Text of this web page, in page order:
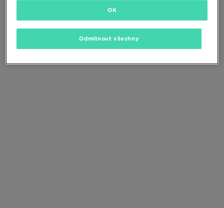
Odmítnout všechny
OK